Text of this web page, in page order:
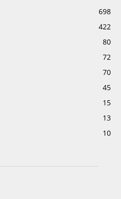
698
422
80
72
70
45
15
13
10